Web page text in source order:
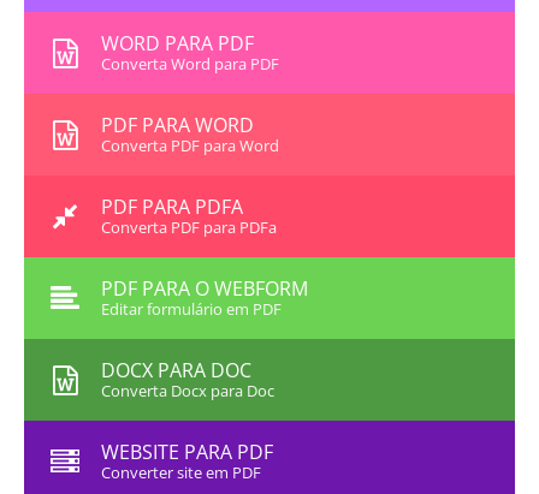
WORD PARA PDF
Converta Word para PDF
PDF PARA WORD
Converta PDF para Word
PDF PARA PDFA
Converta PDF para PDFa
PDF PARA O WEBFORM
Editar formulário em PDF
DOCX PARA DOC
Converta Docx para Doc
WEBSITE PARA PDF
Converter site em PDF